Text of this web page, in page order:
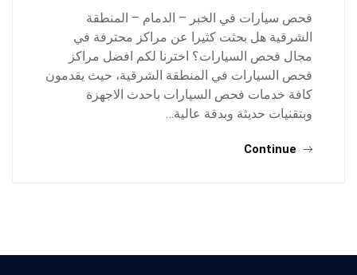
فحص سيارات في الخبر – الدمام – المنطقة
الشرقية هل بحثت كثيرا عن مراكز محترفة في
مجال فحص السيارات؟ اخترنا لكم افضل مراكز
فحص السيارات في المنطقة الشرقية، حيث يقدمون
كافة خدمات فحص السيارات باحدث الاجهزة
وبتقنيات حديثة وبدقة عالية…
Continue